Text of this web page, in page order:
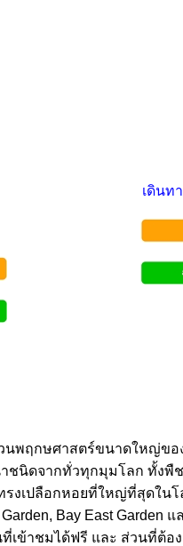
เดินท
นพฤกษศาสตร์ขนาดใหญ่ขอ
นิดจากทั่วทุกมุมโลก ทั้งพื
รงเปลือกหอยที่ใหญ่ที่สุดใน
Bay East Garden
ที่เข้าชมได้ฟรี และ ส่วนที่ต้อ